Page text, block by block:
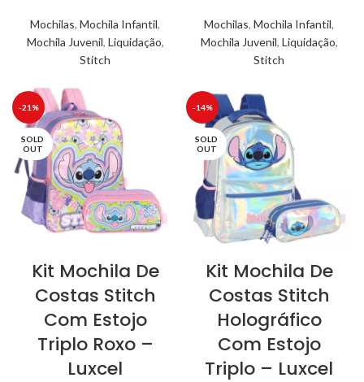
Mochilas, Mochila Infantil,
Mochila Juvenil, Liquidação,
Stitch
Mochilas, Mochila Infantil,
Mochila Juvenil, Liquidação,
Stitch
-21%
SOLD
OUT
Kit Mochila De
Costas Stitch
Com Estojo
Triplo Roxo –
Luxcel
-14%
SOLD
OUT
Kit Mochila De
Costas Stitch
Holográfico
Com Estojo
Triplo – Luxcel